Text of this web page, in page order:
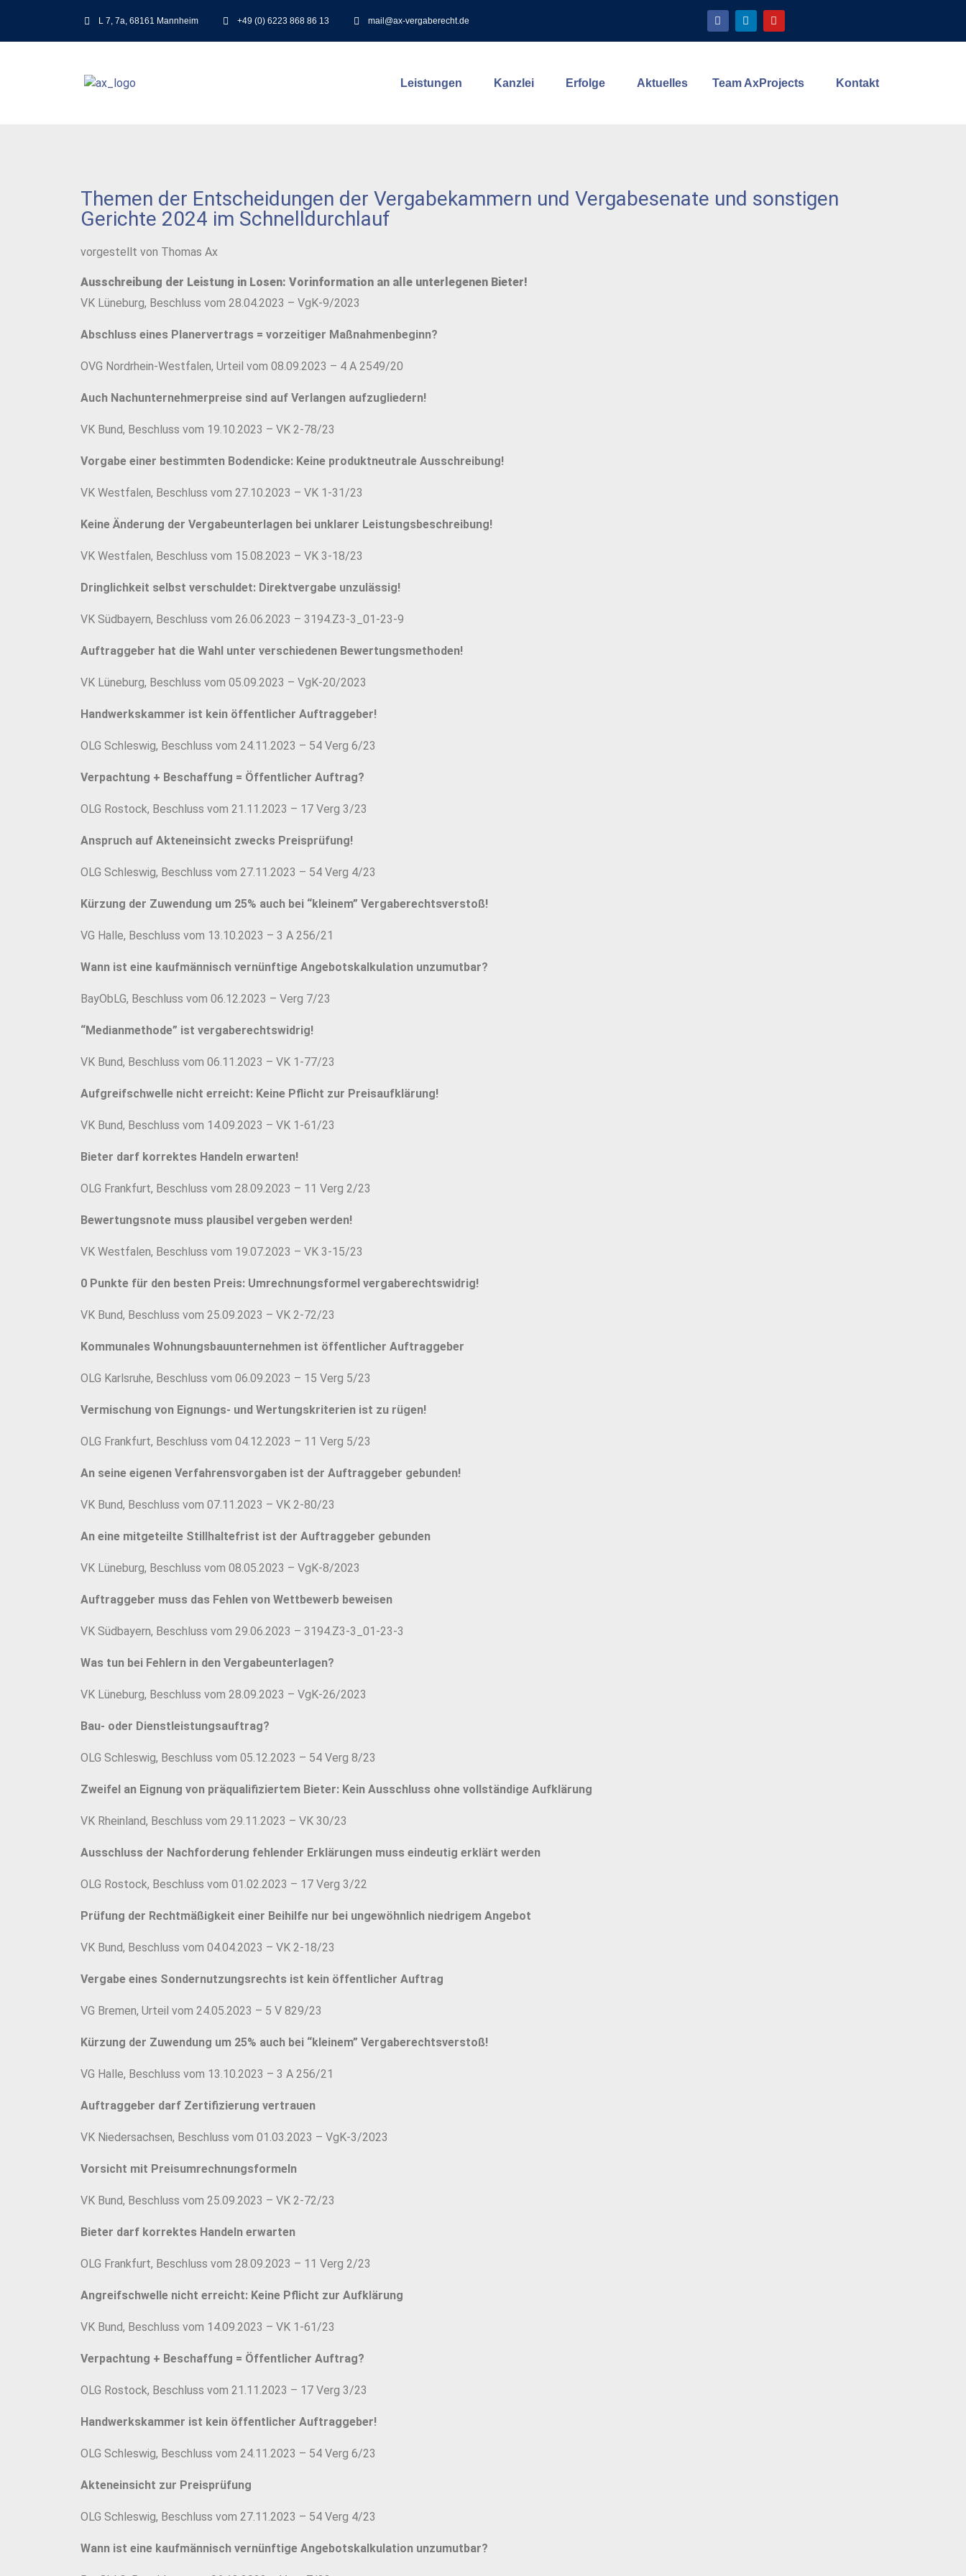
L 7, 7a, 68161 Mannheim +49 (0) 6223 868 86 13 mail@ax-vergaberecht.de
Leistungen Kanzlei Erfolge Aktuelles Team AxProjects Kontakt
Themen der Entscheidungen der Vergabekammern und Vergabesenate und sonstigen
Gerichte 2024 im Schnelldurchlauf
vorgestellt von Thomas Ax
Ausschreibung der Leistung in Losen: Vorinformation an alle unterlegenen Bieter!
VK Lüneburg, Beschluss vom 28.04.2023 – VgK-9/2023
Abschluss eines Planervertrags = vorzeitiger Maßnahmenbeginn?
OVG Nordrhein-Westfalen, Urteil vom 08.09.2023 – 4 A 2549/20
Auch Nachunternehmerpreise sind auf Verlangen aufzugliedern!
VK Bund, Beschluss vom 19.10.2023 – VK 2-78/23
Vorgabe einer bestimmten Bodendicke: Keine produktneutrale Ausschreibung!
VK Westfalen, Beschluss vom 27.10.2023 – VK 1-31/23
Keine Änderung der Vergabeunterlagen bei unklarer Leistungsbeschreibung!
VK Westfalen, Beschluss vom 15.08.2023 – VK 3-18/23
Dringlichkeit selbst verschuldet: Direktvergabe unzulässig!
VK Südbayern, Beschluss vom 26.06.2023 – 3194.Z3-3_01-23-9
Auftraggeber hat die Wahl unter verschiedenen Bewertungsmethoden!
VK Lüneburg, Beschluss vom 05.09.2023 – VgK-20/2023
Handwerkskammer ist kein öffentlicher Auftraggeber!
OLG Schleswig, Beschluss vom 24.11.2023 – 54 Verg 6/23
Verpachtung + Beschaffung = Öffentlicher Auftrag?
OLG Rostock, Beschluss vom 21.11.2023 – 17 Verg 3/23
Anspruch auf Akteneinsicht zwecks Preisprüfung!
OLG Schleswig, Beschluss vom 27.11.2023 – 54 Verg 4/23
Kürzung der Zuwendung um 25% auch bei “kleinem” Vergaberechtsverstoß!
VG Halle, Beschluss vom 13.10.2023 – 3 A 256/21
Wann ist eine kaufmännisch vernünftige Angebotskalkulation unzumutbar?
BayObLG, Beschluss vom 06.12.2023 – Verg 7/23
“Medianmethode” ist vergaberechtswidrig!
VK Bund, Beschluss vom 06.11.2023 – VK 1-77/23
Aufgreifschwelle nicht erreicht: Keine Pflicht zur Preisaufklärung!
VK Bund, Beschluss vom 14.09.2023 – VK 1-61/23
Bieter darf korrektes Handeln erwarten!
OLG Frankfurt, Beschluss vom 28.09.2023 – 11 Verg 2/23
Bewertungsnote muss plausibel vergeben werden!
VK Westfalen, Beschluss vom 19.07.2023 – VK 3-15/23
0 Punkte für den besten Preis: Umrechnungsformel vergaberechtswidrig!
VK Bund, Beschluss vom 25.09.2023 – VK 2-72/23
Kommunales Wohnungsbauunternehmen ist öffentlicher Auftraggeber
OLG Karlsruhe, Beschluss vom 06.09.2023 – 15 Verg 5/23
Vermischung von Eignungs- und Wertungskriterien ist zu rügen!
OLG Frankfurt, Beschluss vom 04.12.2023 – 11 Verg 5/23
An seine eigenen Verfahrensvorgaben ist der Auftraggeber gebunden!
VK Bund, Beschluss vom 07.11.2023 – VK 2-80/23
An eine mitgeteilte Stillhaltefrist ist der Auftraggeber gebunden
VK Lüneburg, Beschluss vom 08.05.2023 – VgK-8/2023
Auftraggeber muss das Fehlen von Wettbewerb beweisen
VK Südbayern, Beschluss vom 29.06.2023 – 3194.Z3-3_01-23-3
Was tun bei Fehlern in den Vergabeunterlagen?
VK Lüneburg, Beschluss vom 28.09.2023 – VgK-26/2023
Bau- oder Dienstleistungsauftrag?
OLG Schleswig, Beschluss vom 05.12.2023 – 54 Verg 8/23
Zweifel an Eignung von präqualifiziertem Bieter: Kein Ausschluss ohne vollständige Aufklärung
VK Rheinland, Beschluss vom 29.11.2023 – VK 30/23
Ausschluss der Nachforderung fehlender Erklärungen muss eindeutig erklärt werden
OLG Rostock, Beschluss vom 01.02.2023 – 17 Verg 3/22
Prüfung der Rechtmäßigkeit einer Beihilfe nur bei ungewöhnlich niedrigem Angebot
VK Bund, Beschluss vom 04.04.2023 – VK 2-18/23
Vergabe eines Sondernutzungsrechts ist kein öffentlicher Auftrag
VG Bremen, Urteil vom 24.05.2023 – 5 V 829/23
Kürzung der Zuwendung um 25% auch bei “kleinem” Vergaberechtsverstoß!
VG Halle, Beschluss vom 13.10.2023 – 3 A 256/21
Auftraggeber darf Zertifizierung vertrauen
VK Niedersachsen, Beschluss vom 01.03.2023 – VgK-3/2023
Vorsicht mit Preisumrechnungsformeln
VK Bund, Beschluss vom 25.09.2023 – VK 2-72/23
Bieter darf korrektes Handeln erwarten
OLG Frankfurt, Beschluss vom 28.09.2023 – 11 Verg 2/23
Angreifschwelle nicht erreicht: Keine Pflicht zur Aufklärung
VK Bund, Beschluss vom 14.09.2023 – VK 1-61/23
Verpachtung + Beschaffung = Öffentlicher Auftrag?
OLG Rostock, Beschluss vom 21.11.2023 – 17 Verg 3/23
Handwerkskammer ist kein öffentlicher Auftraggeber!
OLG Schleswig, Beschluss vom 24.11.2023 – 54 Verg 6/23
Akteneinsicht zur Preisprüfung
OLG Schleswig, Beschluss vom 27.11.2023 – 54 Verg 4/23
Wann ist eine kaufmännisch vernünftige Angebotskalkulation unzumutbar?